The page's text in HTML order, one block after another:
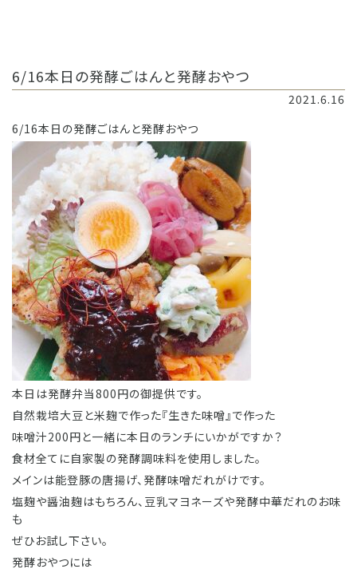
6/16本日の発酵ごはんと発酵おやつ
2021.6.16
6/16本日の発酵ごはんと発酵おやつ
本日は発酵弁当800円の御提供です。
自然栽培大豆と米麹で作った『生きた味噌』で作った
味噌汁200円と一緒に本日のランチにいかがですか？
食材全てに自家製の発酵調味料を使用しました。
メインは能登豚の唐揚げ、発酵味噌だれがけです。
塩麹や醤油麹はもちろん、豆乳マヨネーズや発酵中華だれのお味
も
ぜひお試し下さい。
発酵おやつには